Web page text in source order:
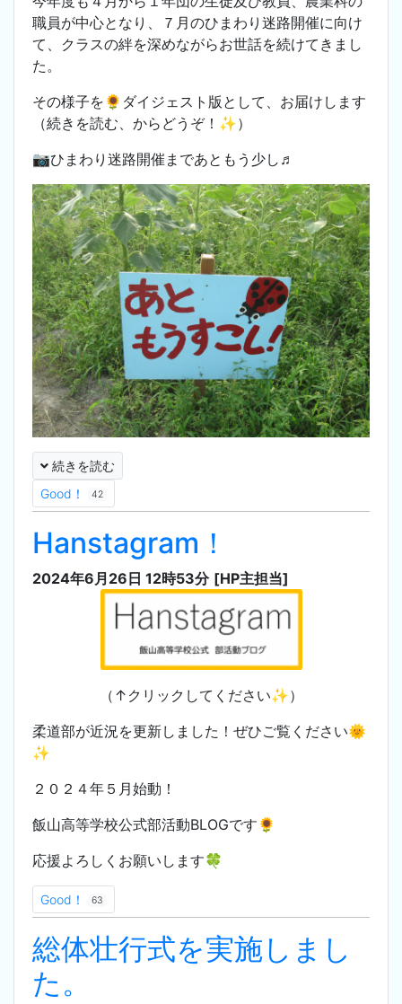
職員が中心となり、７月のひまわり迷路開催に向け
て、クラスの絆を深めながらお世話を続けてきまし
た。
その様子を🌻ダイジェスト版として、お届けします
（続きを読む、からどうぞ！✨）
📷ひまわり迷路開催まであともう少し♬
続きを読む
Good！
42
Hanstagram！
2024年6月26日 12時53分 [HP主担当]
（↑クリックしてください✨）
柔道部が近況を更新しました！ぜひご覧ください🌞
✨
２０２４年５月始動！
飯山高等学校公式部活動BLOGです🌻
応援よろしくお願いします🍀
Good！ 63
総体壮行式を実施しまし
た。